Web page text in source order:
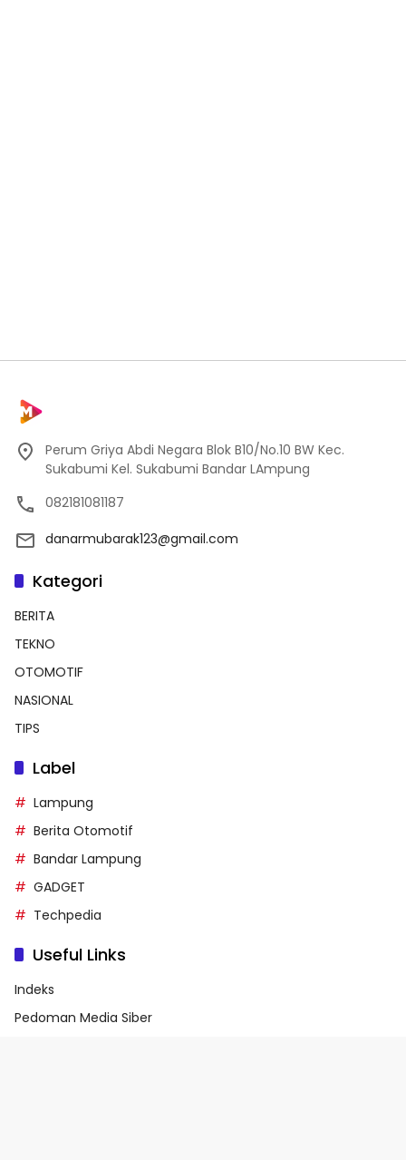
Perum Griya Abdi Negara Blok B10/No.10 BW Kec.
Sukabumi Kel. Sukabumi Bandar LAmpung
082181081187
danarmubarak123@gmail.com
Kategori
BERITA
TEKNO
OTOMOTIF
NASIONAL
TIPS
Label
Lampung
Berita Otomotif
Bandar Lampung
GADGET
Techpedia
Useful Links
Indeks
Pedoman Media Siber